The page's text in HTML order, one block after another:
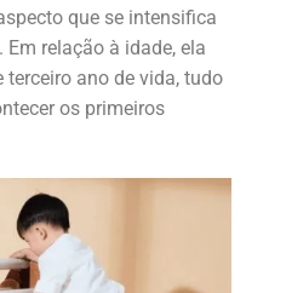
que se intensifica
. Em relação à idade, ela
terceiro ano de vida, tudo
os primeiros